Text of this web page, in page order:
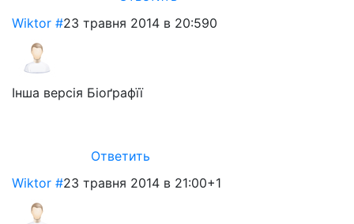
Wiktor #23 травня 2014 в 20:590
Інша версія Біоґрафїї
Ответить
Wiktor #23 травня 2014 в 21:00+1